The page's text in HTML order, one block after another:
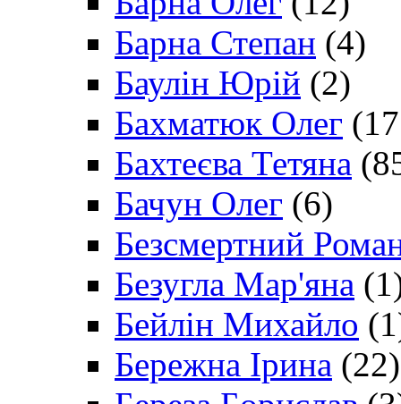
Барна Степан (4)
Баулін Юрій (2)
Бахматюк Олег
Бахтеєва Тетяна
Бачун Олег (6)
Безсмертний
Безугла Мар'яна
Бейлін Михайло
Бережна Ірина (22)